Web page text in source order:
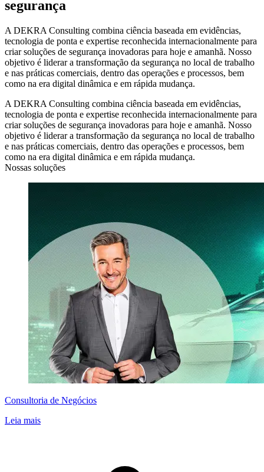
segurança
A DEKRA Consulting combina ciência baseada em evidências,
tecnologia de ponta e expertise reconhecida internacionalmente para
criar soluções de segurança inovadoras para hoje e amanhã. Nosso
objetivo é liderar a transformação da segurança no local de trabalho
e nas práticas comerciais, dentro das operações e processos, bem
como na era digital dinâmica e em rápida mudança.
A DEKRA Consulting combina ciência baseada em evidências,
tecnologia de ponta e expertise reconhecida internacionalmente para
criar soluções de segurança inovadoras para hoje e amanhã. Nosso
objetivo é liderar a transformação da segurança no local de trabalho
e nas práticas comerciais, dentro das operações e processos, bem
como na era digital dinâmica e em rápida mudança.
Nossas soluções
Consultoria de Negócios
Leia mais